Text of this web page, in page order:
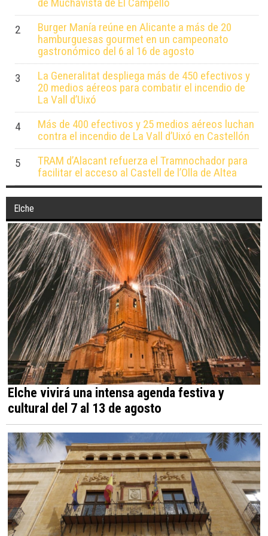
2
Burger Manía reúne en Alicante a más de 20
hamburguesas gourmet en un campeonato
gastronómico del 6 al 16 de agosto
3
La Generalitat despliega más de 450 efectivos y
20 medios aéreos para combatir el incendio de
La Vall d’Uixó
4
Más de 400 efectivos y 25 medios aéreos luchan
contra el incendio de La Vall d’Uixó en Castellón
5
TRAM d’Alacant refuerza el Tramnochador para
facilitar el acceso al Castell de l’Olla de Altea
Elche
Elche vivirá una intensa agenda festiva y
cultural del 7 al 13 de agosto